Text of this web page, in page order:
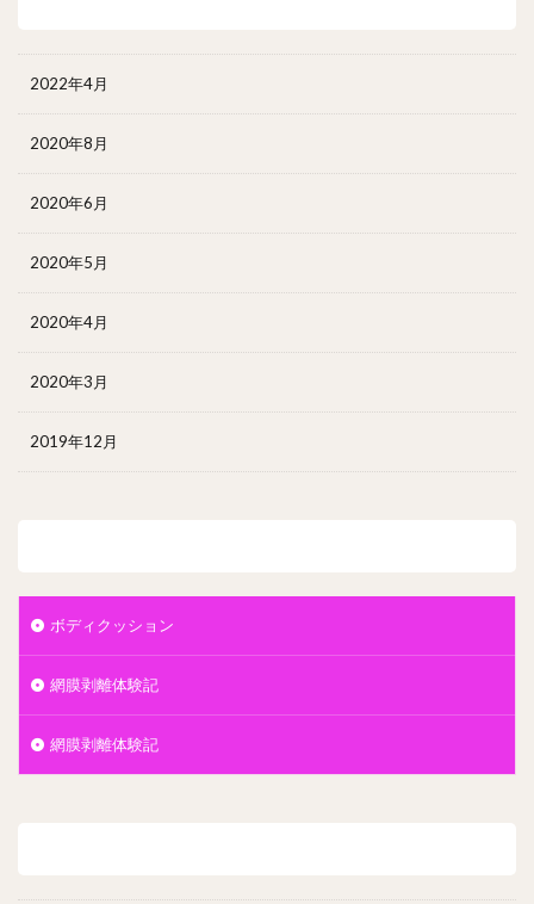
2022年4月
2020年8月
2020年6月
2020年5月
2020年4月
2020年3月
2019年12月
ボディクッション
網膜剥離体験記
網膜剥離体験記